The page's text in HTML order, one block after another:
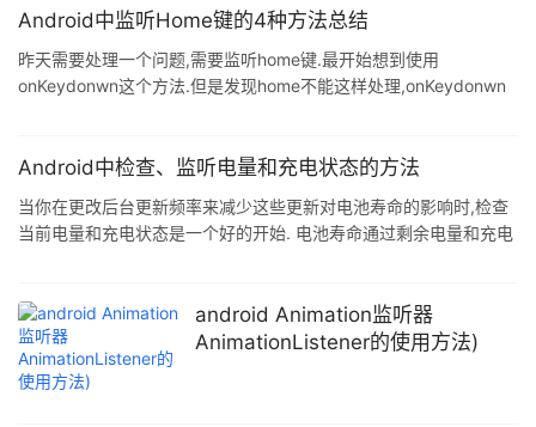
(EditText) findViewById(R.id.zsm);
DRAW
Android中监听Home键的4种方法总结
昨天需要处理一个问题,需要监听home键.最开始想到使用
onKeydonwn这个方法.但是发现home不能这样处理,onKeydonwn
代码 代码如下: @Override public void onAttachedToWindow()
Android中检查、监听电量和充电状态的方法
当你在更改后台更新频率来减少这些更新对电池寿命的影响时,检查
当前电量和充电状态是一个好的开始. 电池寿命通过剩余电量和充电
快.如果设备不在充电,降低更新频率可以帮助延长电池寿命. 类似的,
你可以检查电池剩余电量级别,在电量低时,应该降低更新频率甚至停
止更新. 注:此处的更新,指的是类似发送心跳包的动作,或者定时更新
内容.并非仅仅指更新应用版本.如果是用户动作,比如翻页刷新,
android Animation监听器
AnimationListener的使用方法)